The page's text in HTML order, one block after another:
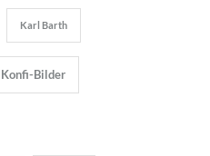
Karl Barth
Konfi-Bilder